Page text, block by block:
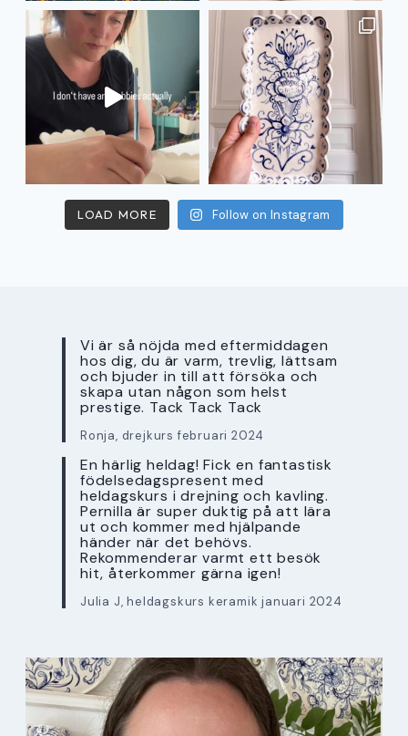
LOAD MORE Follow on Instagram
Vi är så nöjda med eftermiddagen
hos dig, du är varm, trevlig, lättsam
och bjuder in till att försöka och
skapa utan någon som helst
prestige. Tack Tack Tack
Ronja, drejkurs februari 2024
En härlig heldag! Fick en fantastisk
födelsedagspresent med
heldagskurs i drejning och kavling.
Pernilla är super duktig på att lära
ut och kommer med hjälpande
händer när det behövs.
Rekommenderar varmt ett besök
hit, återkommer gärna igen!
Julia J, heldagskurs keramik januari 2024